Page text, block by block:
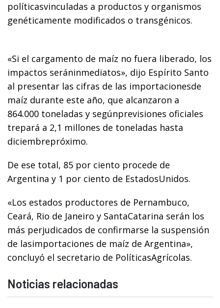
políticasvinculadas a productos y organismos
genéticamente modificados o transgénicos.
«Si el cargamento de maíz no fuera liberado, los
impactos seráninmediatos», dijo Espírito Santo
al presentar las cifras de las importacionesde
maíz durante este año, que alcanzaron a
864.000 toneladas y segúnprevisiones oficiales
trepará a 2,1 millones de toneladas hasta
diciembrepróximo.
De ese total, 85 por ciento procede de
Argentina y 1 por ciento de EstadosUnidos.
«Los estados productores de Pernambuco,
Ceará, Rio de Janeiro y SantaCatarina serán los
más perjudicados de confirmarse la suspensión
de lasimportaciones de maíz de Argentina»,
concluyó el secretario de PolíticasAgrícolas.
Noticias relacionadas